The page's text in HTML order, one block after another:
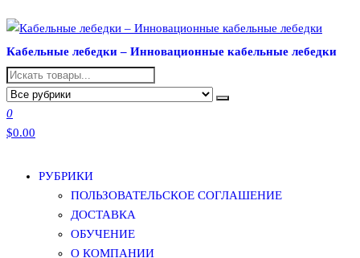
к
содержимому
Кабельные лебедки – Инновационные кабельные лебедки
0
$0.00
РУБРИКИ
ПОЛЬЗОВАТЕЛЬСКОЕ СОГЛАШЕНИЕ
ДОСТАВКА
ОБУЧЕНИЕ
О КОМПАНИИ